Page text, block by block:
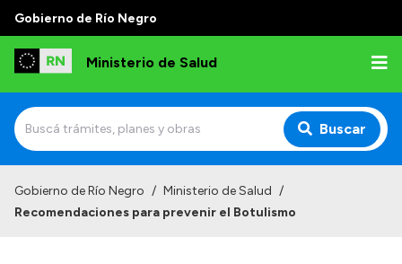
Gobierno de Río Negro
Ministerio de Salud
Buscar
Gobierno de Río Negro / Ministerio de Salud /
Recomendaciones para prevenir el Botulismo